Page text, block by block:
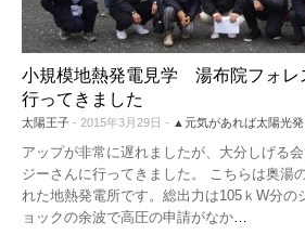
●パネル
●雑草対策
●保険
●架台
太陽光発電ムラオフライン活動「しげる会
●体験会
ソーラーシェアリングとは
分譲紹介・販売
機器レンタル
FACEBOOKグループ
小規模地熱発電見学 湯布院フォレ
行ってきました
太陽王子 - 2015年3月29日 - ▲元気があれば太陽光
アップが非常に遅れましたが、大分しげる
ジーさんに行ってきました。 こちらは奥湯
れた地熱発電所です。総出力は105ｋW分の
ョックの余波で高圧の申請がなか